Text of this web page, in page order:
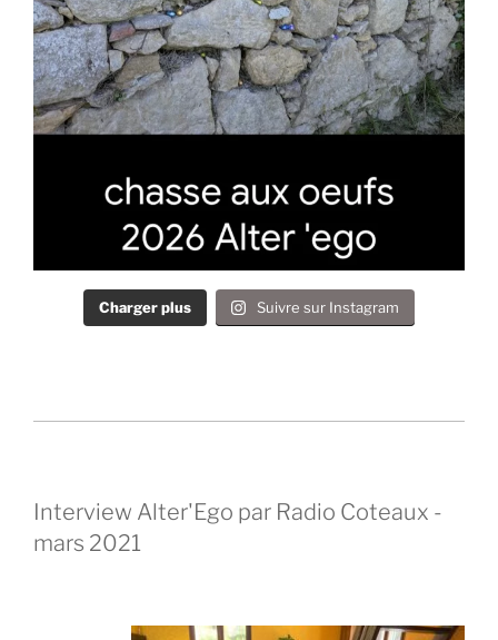
Charger plus Suivre sur Instagram
Interview Alter'Ego par Radio Coteaux -
mars 2021